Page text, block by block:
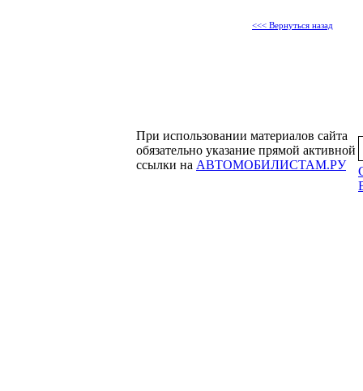
<<< Вернуться назад
При использовании материалов сайта
обязательно указание прямой активной
ссылки на АВТОМОБИЛИСТАМ.РУ